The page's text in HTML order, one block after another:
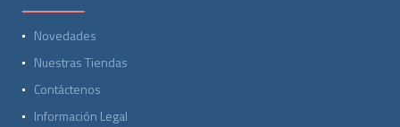
Novedades
Nuestras Tiendas
Contáctenos
Información Legal